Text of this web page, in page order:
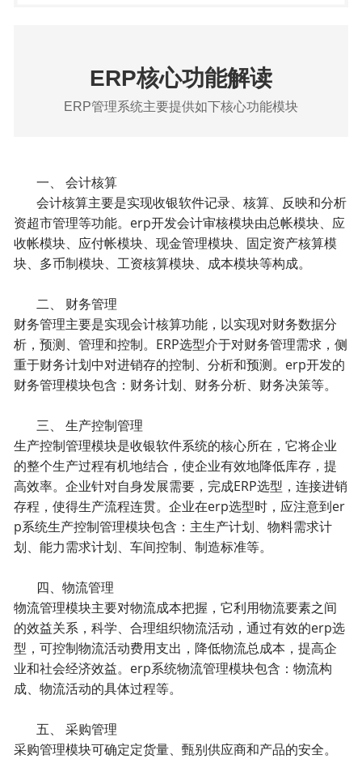
ERP核心功能解读
ERP管理系统主要提供如下核心功能模块
一、 会计核算
会计核算主要是实现收银软件记录、核算、反映和分析
资超市管理等功能。erp开发会计审核模块由总帐模块、应
收帐模块、应付帐模块、现金管理模块、固定资产核算模
块、多币制模块、工资核算模块、成本模块等构成。
二、 财务管理
财务管理主要是实现会计核算功能，以实现对财务数据分
析，预测、管理和控制。ERP选型介于对财务管理需求，侧
重于财务计划中对进销存的控制、分析和预测。erp开发的
财务管理模块包含：财务计划、财务分析、财务决策等。
三、 生产控制管理
生产控制管理模块是收银软件系统的核心所在，它将企业
的整个生产过程有机地结合，使企业有效地降低库存，提
高效率。企业针对自身发展需要，完成ERP选型，连接进销
存程，使得生产流程连贯。企业在erp选型时，应注意到er
p系统生产控制管理模块包含：主生产计划、物料需求计
划、能力需求计划、车间控制、制造标准等。
四、物流管理
物流管理模块主要对物流成本把握，它利用物流要素之间
的效益关系，科学、合理组织物流活动，通过有效的erp选
型，可控制物流活动费用支出，降低物流总成本，提高企
业和社会经济效益。erp系统物流管理模块包含：物流构
成、物流活动的具体过程等。
五、 采购管理
采购管理模块可确定定货量、甄别供应商和产品的安全。